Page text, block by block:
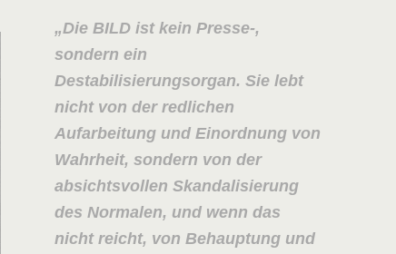
Die BILD ist kein Presse-,
sondern ein
Destabilisierungsorgan. Sie lebt
nicht von der redlichen
Aufarbeitung und Einordnung von
Wahrheit, sondern von der
absichtsvollen Skandalisierung
des Normalen, und wenn das
nicht reicht, von Behauptung und